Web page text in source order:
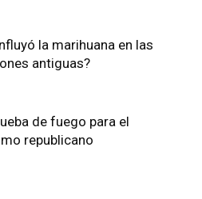
la marihuana en las
antiguas?
de fuego para el
republicano